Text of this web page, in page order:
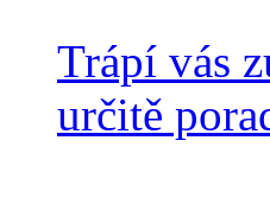
Trápí vás
určitě